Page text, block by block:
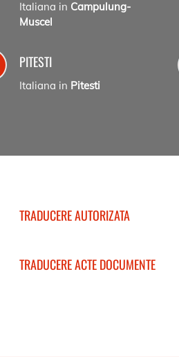
Italiana in Campulung-
Muscel
PITESTI
Italiana in Pitesti
TRADUCERE AUTORIZATA
TRADUCERE ACTE DOCUMENTE